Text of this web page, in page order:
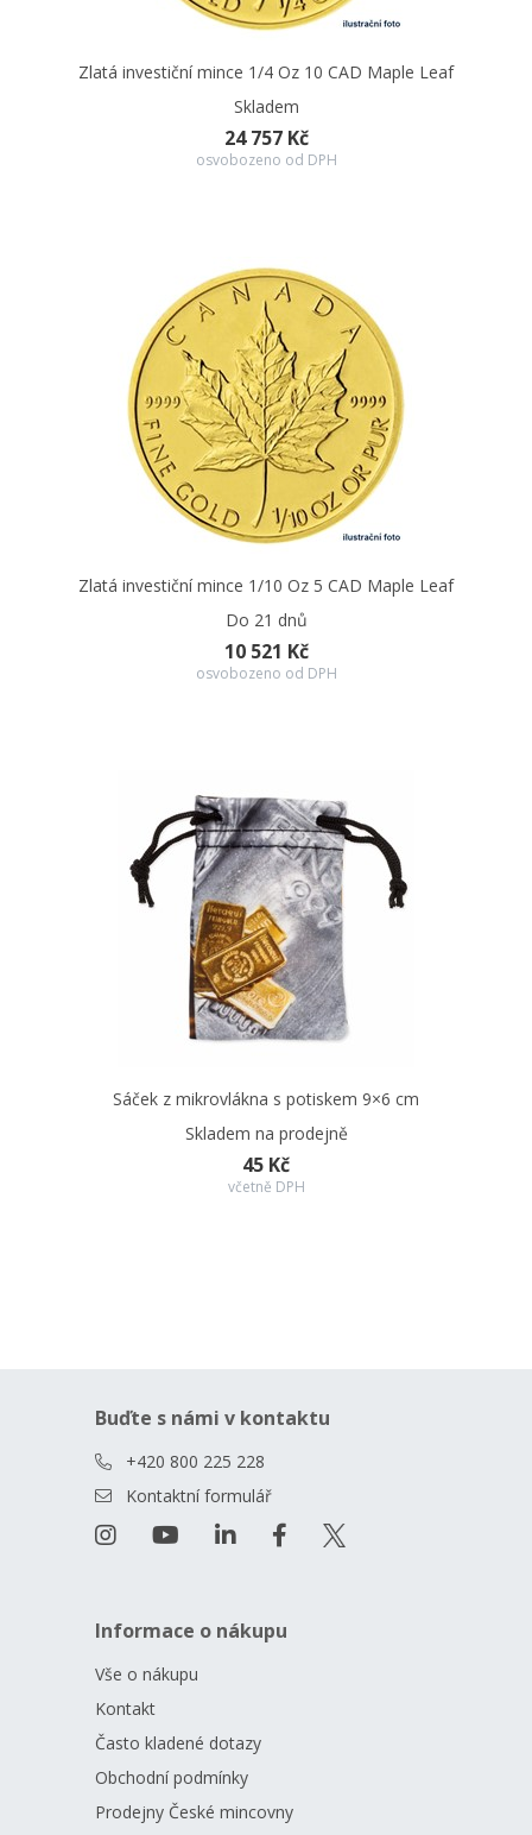
Zlatá investiční mince 1/4 Oz 10 CAD Maple Leaf
Skladem
24 757 Kč
osvobozeno od DPH
Zlatá investiční mince 1/10 Oz 5 CAD Maple Leaf
Do 21 dnů
10 521 Kč
osvobozeno od DPH
Sáček z mikrovlákna s potiskem 9×6 cm
Skladem na prodejně
45 Kč
včetně DPH
Buďte s námi v kontaktu
+420 800 225 228
Kontaktní formulář
Informace o nákupu
Vše o nákupu
Kontakt
Často kladené dotazy
Obchodní podmínky
Prodejny České mincovny